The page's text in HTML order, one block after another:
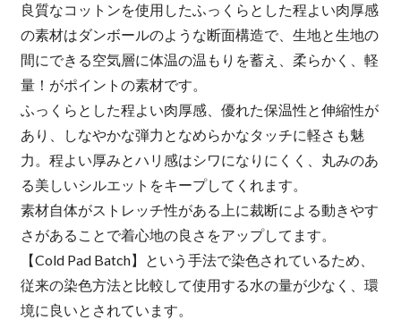
良質なコットンを使用したふっくらとした程よい肉厚感
の素材はダンボールのような断面構造で、生地と生地の
間にできる空気層に体温の温もりを蓄え、柔らかく、軽
量！がポイントの素材です。
ふっくらとした程よい肉厚感、優れた保温性と伸縮性が
あり、しなやかな弾力となめらかなタッチに軽さも魅
力。程よい厚みとハリ感はシワになりにくく、丸みのあ
る美しいシルエットをキープしてくれます。
素材自体がストレッチ性がある上に裁断による動きやす
さがあることで着心地の良さをアップしてます。
【Cold Pad Batch】という手法で染色されているため、
従来の染色方法と比較して使用する水の量が少なく、環
境に良いとされています。